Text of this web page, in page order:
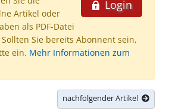
Login
Artikel oder
als PDF-Datei
Sie bereits Abonnent sein,
ein. Mehr Informationen zum
nachfolgender Artikel